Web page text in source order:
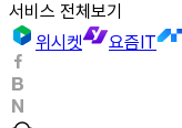
서비스 전체보기
위시켓
요즘IT